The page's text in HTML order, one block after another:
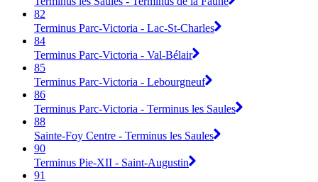
82
Terminus Parc-Victoria - Lac-St-Charles
84
Terminus Parc-Victoria - Val-Bélair
85
Terminus Parc-Victoria - Lebourgneuf
86
Terminus Parc-Victoria - Terminus les Saules
88
Sainte-Foy Centre - Terminus les Saules
90
Terminus Pie-XII - Saint-Augustin
91